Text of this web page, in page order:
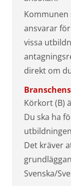
ansvarar
vissa
direkt om
Körkort (B)
Du ska ha
Det kräver
Svenska/